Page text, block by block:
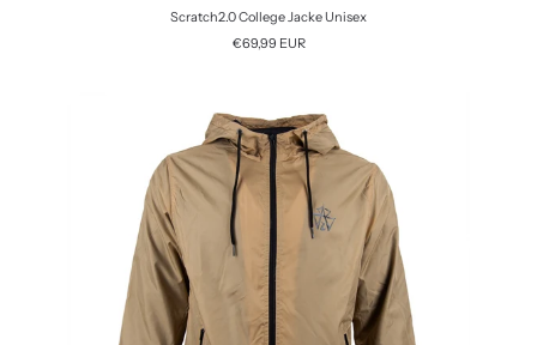
Scratch2.0 College Jacke Unisex
Angebotspreis
€69,99 EUR